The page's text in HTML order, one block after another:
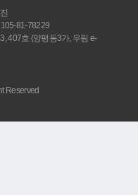
81-78229
407호 (양평동3가, 우림 e-
Reserved